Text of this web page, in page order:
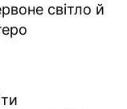
світло й